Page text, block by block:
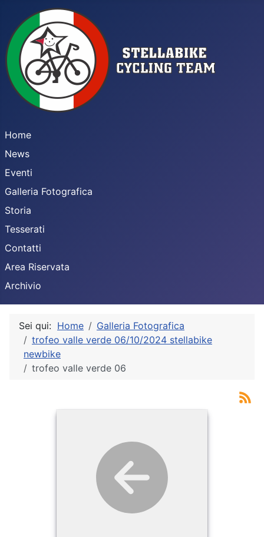
Home
News
Eventi
Galleria Fotografica
Storia
Tesserati
Contatti
Area Riservata
Archivio
Sei qui: Home
Galleria Fotografica
trofeo valle verde 06/10/2024 stellabike
newbike
trofeo valle verde 06